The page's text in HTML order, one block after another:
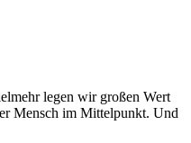
legen wir großen Wert
Mensch im Mittelpunkt. Und